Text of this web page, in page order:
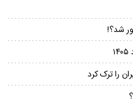
شد؟!
را ترک کرد